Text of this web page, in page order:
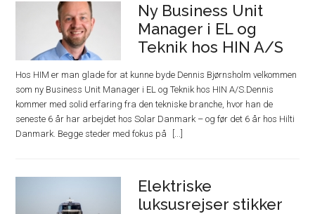
Ny Business Unit
Manager i EL og
Teknik hos HIN A/S
Hos HIM er man glade for at kunne byde Dennis Bjørnsholm velkommen
som ny Business Unit Manager i EL og Teknik hos HIN A/S.Dennis
kommer med solid erfaring fra den tekniske branche, hvor han de
seneste 6 år har arbejdet hos Solar Danmark – og før det 6 år hos Hilti
Danmark. Begge steder med fokus på
Elektriske
luksusrejser stikker